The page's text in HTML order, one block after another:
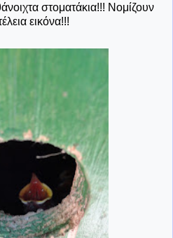
στοματάκια!!! Νομίζουν
εικόνα!!!